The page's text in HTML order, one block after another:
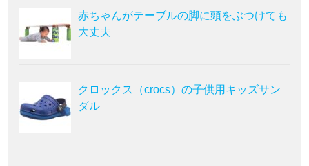
赤ちゃんがテーブルの脚に頭をぶつけても
大丈夫
クロックス（crocs）の子供用キッズサン
ダル